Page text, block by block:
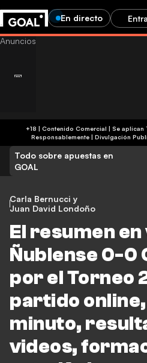
En directo
+18 | Contenido Comercial | Se aplican Términos y Condiciones | Juega
Responsablemente | Divulgación
Todo sobre apuestas en
GOAL
Carla Bernucci y
Juan David Londoño
El resumen en
Ñublense 0-0
por el Torneo
partido
minuto,
videos,